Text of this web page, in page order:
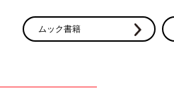
ムック書籍